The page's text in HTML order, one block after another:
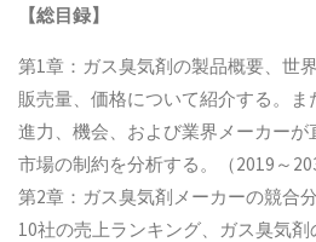
【総目録】
第1章：ガス臭気剤の製品概要、世
販売量、価格について紹介する。
進力、機会、および業界メーカーが
市場の制約を分析する。（2019～
第2章：ガス臭気剤メーカーの競合
10社の売上ランキング、ガス臭気